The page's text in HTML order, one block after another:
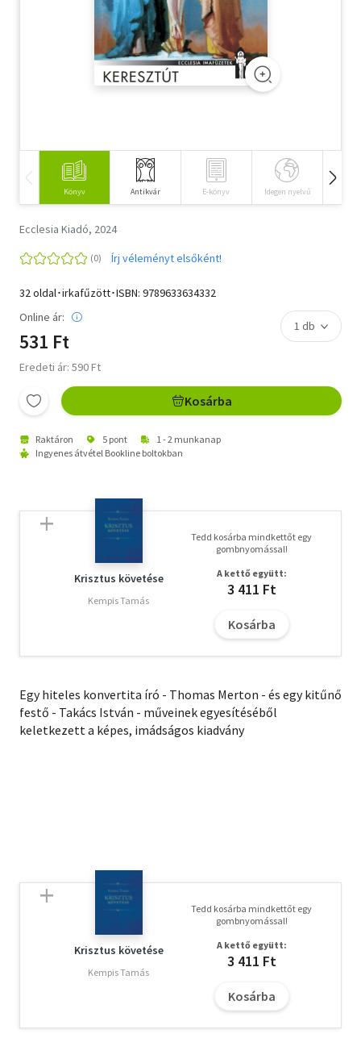
Szótár, nyelvkönyv
Tankönyv, segédkönyv
Történelem
Vallás
Könyv Antikvár E-könyv Idegen nyelvű
Ecclesia Kiadó, 2024
Írj véleményt elsőként!
32 oldal･irkafűzött･ISBN: 9789633634332
Online ár:
531 Ft
Eredeti ár: 590 Ft
Kosárba
Raktáron 5 pont
1 - 2 munkanap
Ingyenes átvétel Bookline boltokban
Krisztus követése
Kempis Tamás
Tedd kosárba mindkettőt egy
gombnyomással!
A kettő együtt:
3 411 Ft
Kosárba
Egy hiteles konvertita író - Thomas Merton - és egy kitűnő
festő - Takács István - műveinek egyesítéséből
keletkezett a képes, imádságos kiadvány
Krisztus követése
Kempis Tamás
Tedd kosárba mindkettőt egy
gombnyomással!
A kettő együtt:
3 411 Ft
Kosárba